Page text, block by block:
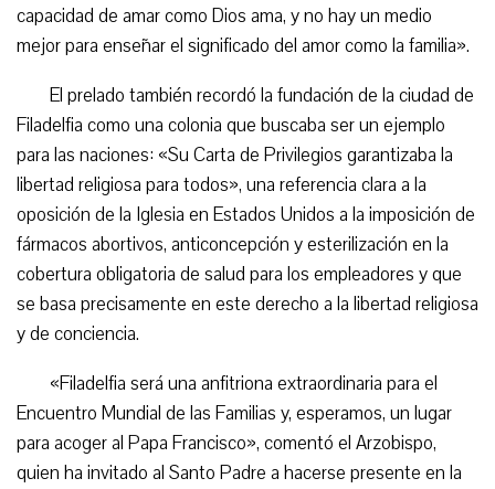
capacidad de amar como Dios ama, y no hay un medio
mejor para enseñar el significado del amor como la familia».
El prelado también recordó la fundación de la ciudad de
Filadelfia como una colonia que buscaba ser un ejemplo
para las naciones: «Su Carta de Privilegios garantizaba la
libertad religiosa para todos», una referencia clara a la
oposición de la Iglesia en Estados Unidos a la imposición de
fármacos abortivos, anticoncepción y esterilización en la
cobertura obligatoria de salud para los empleadores y que
se basa precisamente en este derecho a la libertad religiosa
y de conciencia.
«Filadelfia será una anfitriona extraordinaria para el
Encuentro Mundial de las Familias y, esperamos, un lugar
para acoger al Papa Francisco», comentó el Arzobispo,
quien ha invitado al Santo Padre a hacerse presente en la